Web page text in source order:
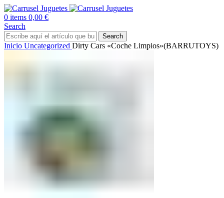
0 items 0,00 €
Search
Search
Inicio Uncategorized Dirty Cars «Coche Limpios»(BARRUTOYS)